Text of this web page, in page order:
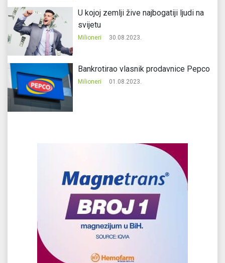
U kojoj zemlji žive najbogatiji ljudi na
svijetu
Milioneri 30.08.2023.
Bankrotirao vlasnik prodavnice Pepco
Milioneri 01.08.2023.